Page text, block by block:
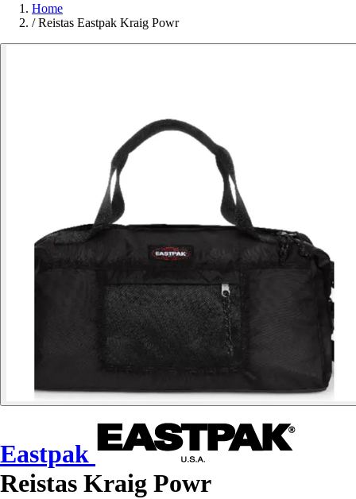
Home
/ Reistas Eastpak Kraig Powr
Eastpak
Reistas Kraig Powr